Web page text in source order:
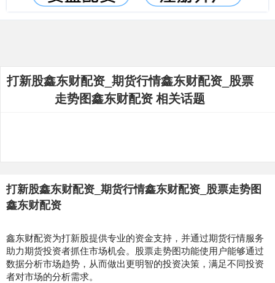
打新股鑫东财配资_期货行情鑫东财配资_股票
走势图鑫东财配资 相关话题
打新股鑫东财配资_期货行情鑫东财配资_股票走势图
鑫东财配资
鑫东财配资为打新股提供专业的资金支持，并通过期货行情服务
助力期货投资者抓住市场机会。股票走势图功能使用户能够通过
数据分析市场趋势，从而做出更明智的投资决策，满足不同投资
者对市场的分析需求。